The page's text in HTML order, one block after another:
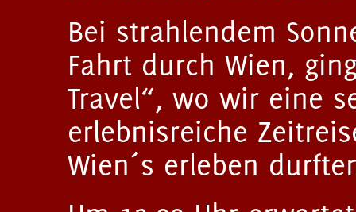
Bei strahlendem
Fahrt durch Wien,
Travel“, wo wir eine
erlebnisreiche
Wien´s erleben